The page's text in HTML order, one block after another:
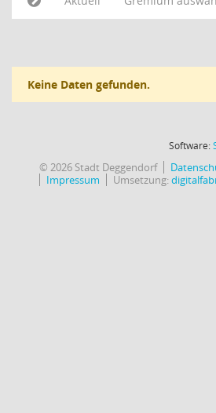
Keine Daten gefunden.
Software:
© 2026 Stadt Deggendorf
Impressum
Umsetzung: